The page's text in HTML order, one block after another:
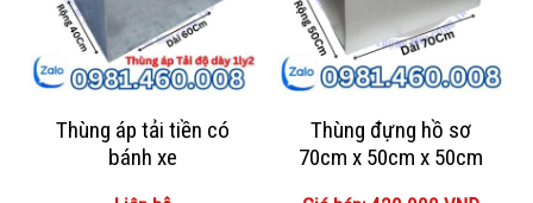
Thùng áp tải tiền có
bánh xe
Thùng đựng hồ sơ
70cm x 50cm x 50cm